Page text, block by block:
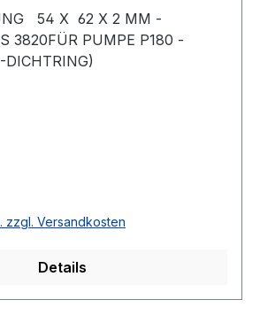
54 X 62 X 2 MM -
3820FÜR PUMPE P180 -
DICHTRING)
zzgl. Versandkosten
Details